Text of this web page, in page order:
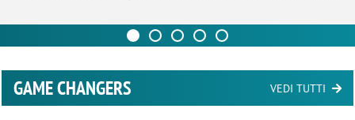
GAME CHANGERS VEDI TUTTI